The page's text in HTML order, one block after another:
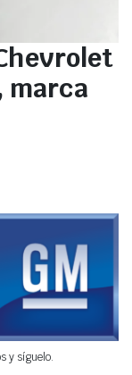
marca
y síguelo.